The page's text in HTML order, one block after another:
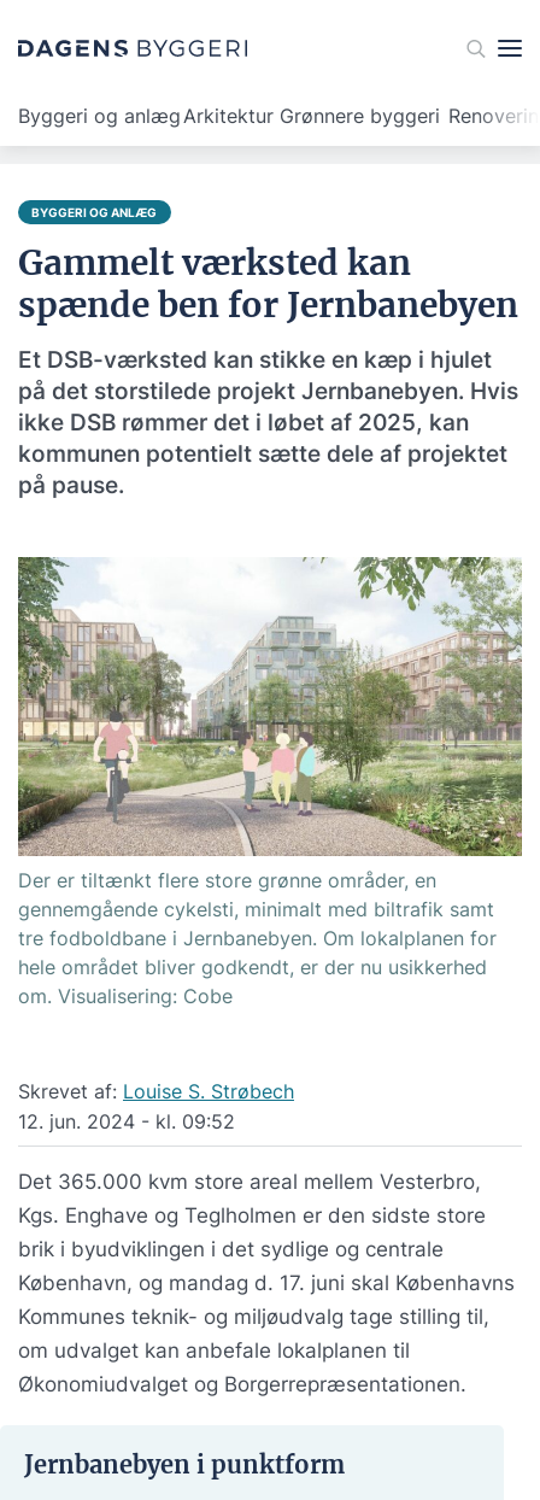
Byggeri og anlægArkitektur Grønnere byggeri
BYGGERI OG ANLÆG
Gammelt værksted kan
spænde ben for Jernbanebyen
Et DSB-værksted kan stikke en kæp i hjulet
på det storstilede projekt Jernbanebyen. Hvis
ikke DSB rømmer det i løbet af 2025, kan
kommunen potentielt sætte dele af projektet
på pause.
Der er tiltænkt flere store grønne områder, en
gennemgående cykelsti, minimalt med biltrafik samt
tre fodboldbane i Jernbanebyen. Om lokalplanen for
hele området bliver godkendt, er der nu usikkerhed
om. Visualisering: Cobe
Skrevet af: Louise S. Strøbech
12. jun. 2024 - kl. 09:52
Det 365.000 kvm store areal mellem Vesterbro,
Kgs. Enghave og Teglholmen er den sidste store
brik i byudviklingen i det sydlige og centrale
København, og mandag d. 17. juni skal Københavns
Kommunes teknik- og miljøudvalg tage stilling til,
om udvalget kan anbefale lokalplanen til
Økonomiudvalget og Borgerrepræsentationen.
Jernbanebyen i punktform